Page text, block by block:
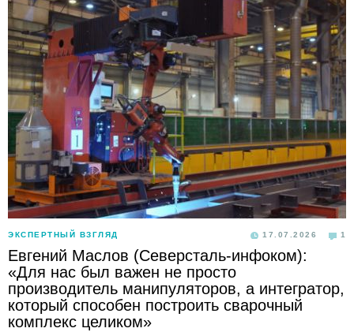
ЭКСПЕРТНЫЙ ВЗГЛЯД 17.07.2026 1
Евгений Маслов (Северсталь-инфоком):
«Для нас был важен не просто
производитель манипуляторов, а интегратор,
который способен построить сварочный
комплекс целиком»